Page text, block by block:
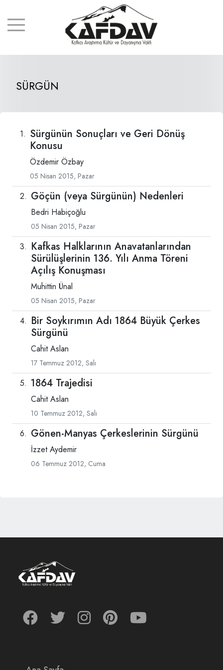
SÜRGÜN
Sürgünün Sonuçları ve Geri Dönüş
Konusu
Özdemir Özbay
05 Nisan 2015, Pazar
Göçün (veya Sürgünün) Nedenleri
Bedri Habiçoğlu
05 Nisan 2015, Pazar
Kafkas Halklarının Anavatanlarından
Sürülüşlerinin 136. Yılı Anma Töreni
Açılış Konuşması
Muhittin Ünal
05 Nisan 2015, Pazar
Bir Soykırımın Adı 1864 Büyük Çerkes
Sürgünü
Cahit Aslan
17 Temmuz 2012, Salı
1864 Trajedisi
Cahit Aslan
10 Temmuz 2012, Salı
Gönen-Manyas Çerkeslerinin Sürgünü
İzzet Aydemir
06 Temmuz 2012, Cuma